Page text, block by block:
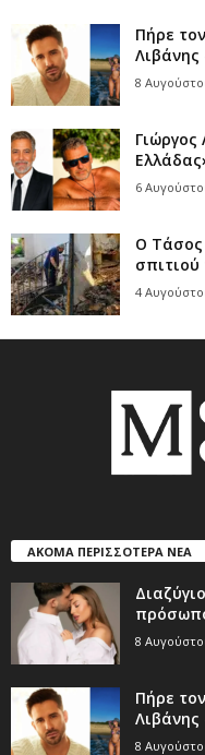
Πήρε
Λιβάνης
8
Γιώργος
6
Ο Τάσος
σπιτιού
4
ΑΚΟΜΑ ΠΕΡΙΣΣΟΤΕΡΑ ΝΕΑ
8
Πήρε
Λιβάνης
8